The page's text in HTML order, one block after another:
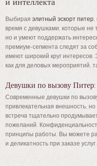
Выбираяэлитный эскорт питер,
время с девушками, которые не
но и умеют поддержать
премиум-сегмента следят за
имеют широкий круг
как для деловых мероприятий,
Девушки по вызову
Современные девушки по
привлекательная внешность,
встреча тщательно
пожеланий.
принципы работы. Вы можете
и деликатность при заказе услуг.